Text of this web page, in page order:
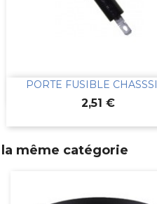
PORTE FUSIBLE
Prix
2,51 €
 Aperçu rapide
même catégorie